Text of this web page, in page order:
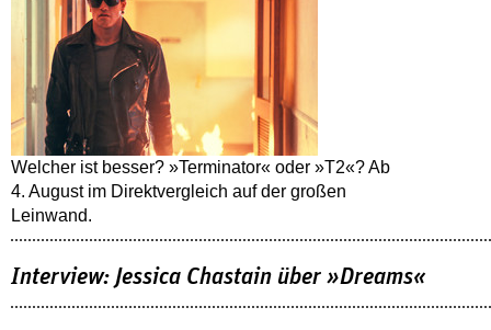
Welcher ist besser? »Terminator« oder »T2«? Ab
4. August im Direktvergleich auf der großen
Leinwand.
Interview: Jessica Chastain über »Dreams«